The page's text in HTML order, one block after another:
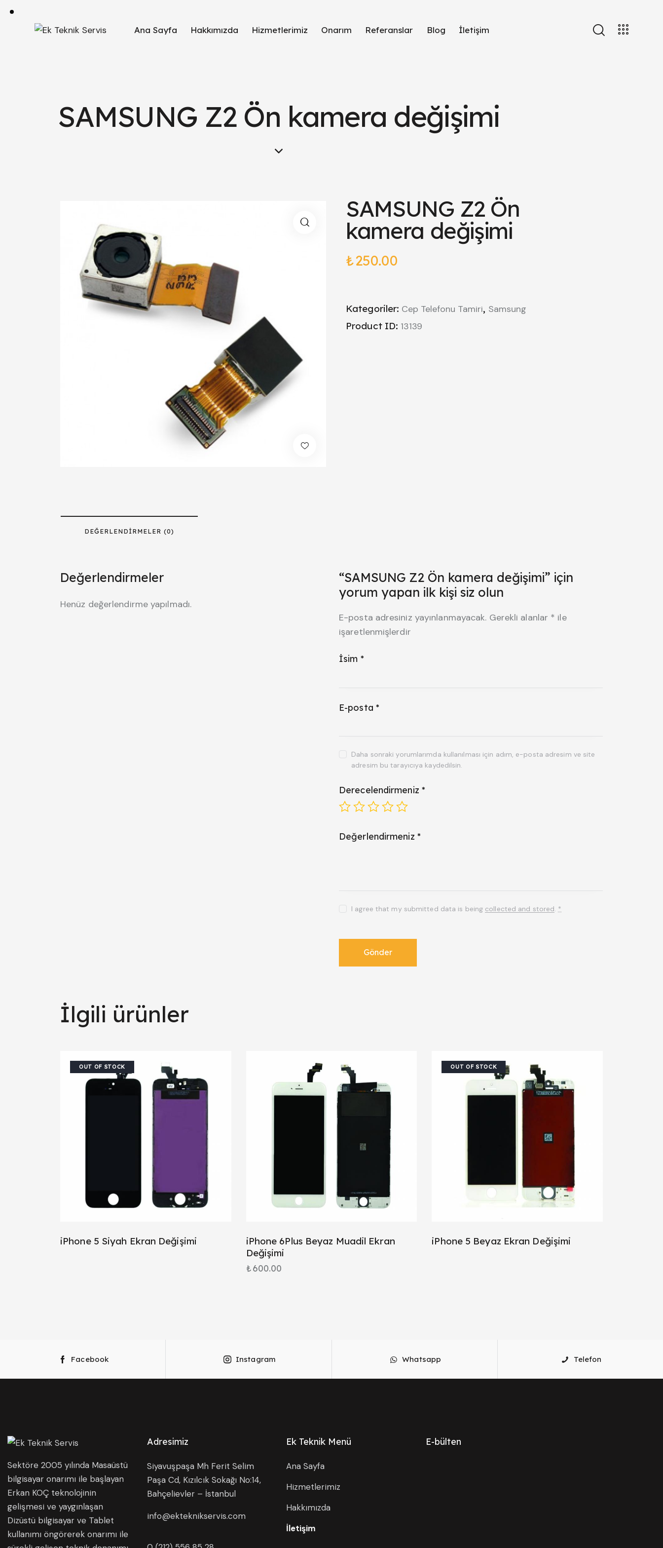
Ana Sayfa Hakkımızda Hizmetlerimiz Onarım Referanslar Blog İletişim
SAMSUNG Z2 Ön kamera değişimi
SAMSUNG Z2 Ön
kamera değişimi
₺250.00
Kategoriler: Cep Telefonu Tamiri, Samsung
Product ID: 13139
DEĞERLENDIRMELER (0)
Değerlendirmeler
Henüz değerlendirme yapılmadı.
“SAMSUNG Z2 Ön kamera değişimi” için
yorum yapan ilk kişi siz olun
E-posta adresiniz yayınlanmayacak. Gerekli alanlar * ile
işaretlenmişlerdir
İsim *
E-posta *
Daha sonraki yorumlarımda kullanılması için adım, e-posta adresim ve site
adresim bu tarayıcıya kaydedilsin.
Derecelendirmeniz *
Değerlendirmeniz *
I agree that my submitted data is being collected and stored. *
İlgili ürünler
OUT OF STOCK
iPhone 5 Siyah Ekran Değişimi
iPhone 6Plus Beyaz Muadil Ekran
Değişimi
₺600.00
OUT OF STOCK
iPhone 5 Beyaz Ekran Değişimi
Facebook Instagram Whatsapp Telefon
Sektöre 2005 yılında Masaüstü
bilgisayar onarımı ile başlayan
Erkan KOÇ teknolojinin
gelişmesi ve yaygınlaşan
Dizüstü bilgisayar ve Tablet
kullanımı öngörerek onarımı ile
Adresimiz
Siyavuşpaşa Mh Ferit Selim
Paşa Cd, Kızılcık Sokağı No:14,
Bahçelievler – İstanbul
info@ekteknikservis.com
Ek Teknik Menü
Ana Sayfa
Hizmetlerimiz
Hakkımızda
İletişim
E-bülten